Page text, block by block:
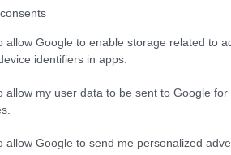
allow Google to enable storage related to
identifiers in apps.
allow my user data to be sent to Google
allow Google to send me personalized